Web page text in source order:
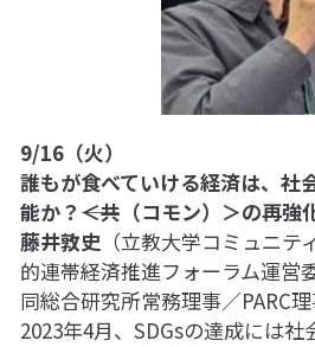
9/16（火）
誰もが食べていける経済は、社
能か？――＜共（コモン）＞の再強
藤井敦史 （立教大学コミュニ
的連帯経済推進フォーラム運営
同総合研究所常務理事／PARC理
2023年4月、SDGsの達成には